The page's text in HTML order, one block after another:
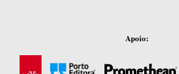
Apoio: